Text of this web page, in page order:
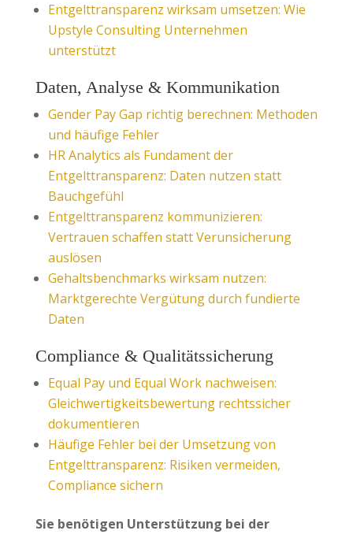
Entgelttransparenz wirksam umsetzen: Wie
Upstyle Consulting Unternehmen
unterstützt
Daten, Analyse & Kommunikation
Gender Pay Gap richtig berechnen: Methoden
und häufige Fehler
HR Analytics als Fundament der
Entgelttransparenz: Daten nutzen statt
Bauchgefühl
Entgelttransparenz kommunizieren:
Vertrauen schaffen statt Verunsicherung
auslösen
Gehaltsbenchmarks wirksam nutzen:
Marktgerechte Vergütung durch fundierte
Daten
Compliance & Qualitätssicherung
Equal Pay und Equal Work nachweisen:
Gleichwertigkeitsbewertung rechtssicher
dokumentieren
Häufige Fehler bei der Umsetzung von
Entgelttransparenz: Risiken vermeiden,
Compliance sichern
Sie benötigen Unterstützung bei der